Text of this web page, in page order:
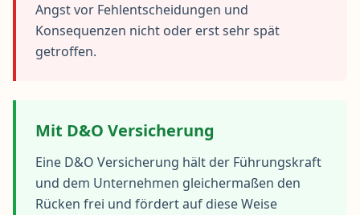
Angst vor Fehlentscheidungen und
Konsequenzen nicht oder erst sehr spät
getroffen.
Mit D&O Versicherung
Eine D&O Versicherung hält der Führungskraft
und dem Unternehmen gleichermaßen den
Rücken frei und fördert auf diese Weise